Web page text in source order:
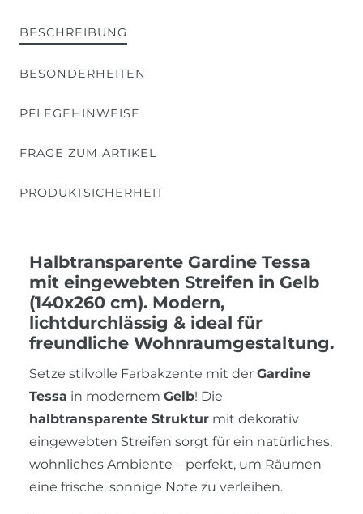
BESCHREIBUNG
BESONDERHEITEN
PFLEGEHINWEISE
FRAGE ZUM ARTIKEL
PRODUKTSICHERHEIT
Halbtransparente Gardine Tessa
mit eingewebten Streifen in Gelb
(140x260 cm). Modern,
lichtdurchlässig & ideal für
freundliche Wohnraumgestaltung.
Setze stilvolle Farbakzente mit der Gardine
Tessa in modernem Gelb! Die
halbtransparente Struktur mit dekorativ
eingewebten Streifen sorgt für ein natürliches,
wohnliches Ambiente – perfekt, um Räumen
eine frische, sonnige Note zu verleihen.